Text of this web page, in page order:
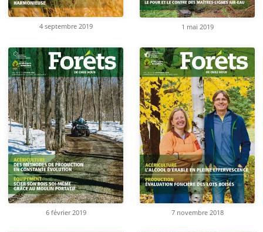
4 septembre 2019 1 mai 2019
6 février 2019 7 novembre 2018